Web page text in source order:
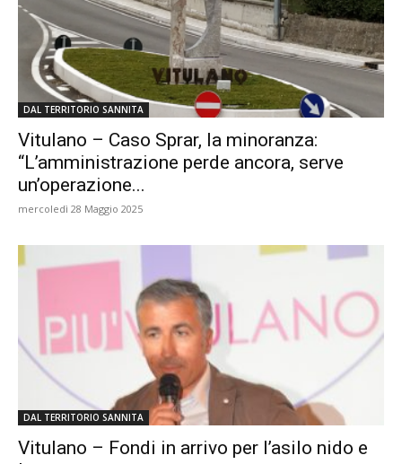
DAL TERRITORIO SANNITA
Vitulano – Caso Sprar, la minoranza:
“L’amministrazione perde ancora, serve
un’operazione...
mercoledì 28 Maggio 2025
DAL TERRITORIO SANNITA
Vitulano – Fondi in arrivo per l’asilo nido e